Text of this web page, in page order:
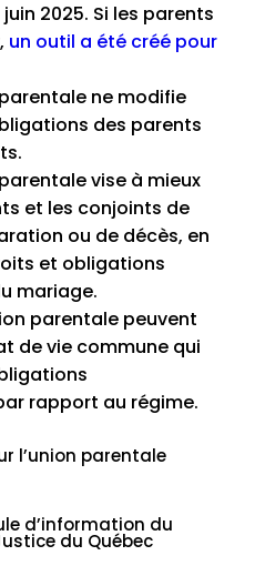
2025. Si les parents
un outil a été créé pour
ne modifie
des parents
vise à mieux
et les conjoints de
ou de décès, en
et obligations
mariage.
parentale peuvent
de vie commune qui
rapport au régime.
l’union parentale
d’information du
du Québec